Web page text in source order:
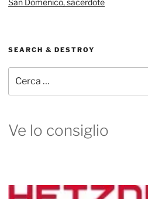
SEARCH & DESTROY
Ve lo consiglio